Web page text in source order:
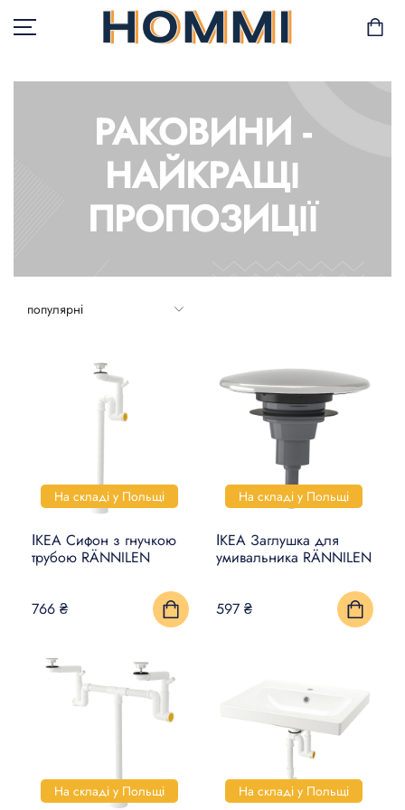
В НАЯВНОСТІ
САД І БАЛКОН
ЗБЕРІГАННЯ ТА
ГОРЩИКИ І РОСЛИНИ
КУЛІНАРНИЙ ТА
СТОЛОВИЙ ПОСУД
КУХНІ ТА КУХОННА
ТЕХНІКА
ЛІЖКА ТА МАТРАЦИ
САНТЕХНІКА
РАКОВИНИ -
НАЙКРАЩІ
ПРОПОЗИЦІЇ
На складі у Польщі
ІКЕА Сифон з гнучкою
трубою RÄNNILEN
766 ₴
На складі у Польщі
ІКЕА Заглушка для
умивальника RÄNNILEN
597 ₴
На складі у Польщі На складі у Польщі